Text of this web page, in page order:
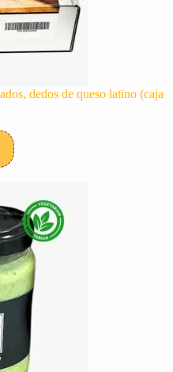
dedos de queso latino (caja